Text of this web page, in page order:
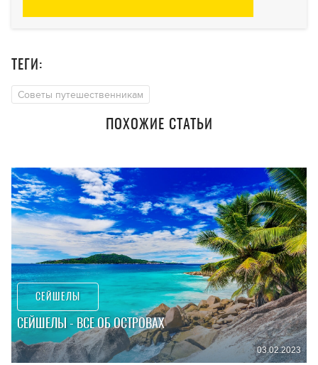
ТЕГИ:
Советы путешественникам
ПОХОЖИЕ СТАТЬИ
СЕЙШЕЛЫ
СЕЙШЕЛЫ - ВСЕ ОБ ОСТРОВАХ
03.02.2023